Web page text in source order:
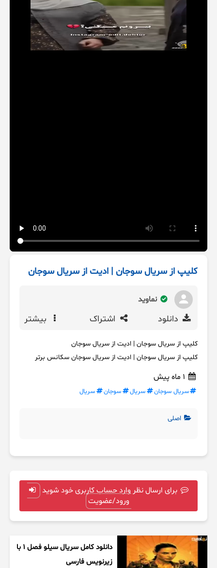
کلیپ از سریال سوجان | ادیت از سریال سوجان
نماوید
دانلود اشتراک بیشتر
کلیپ از سریال سوجان | ادیت از سریال سوجان
کلیپ از سریال سوجان | ادیت از سریال سوجان سکانس برتر
سریال سوجان سریال سوجان سریال
اصلی
برای ارسال نظر وارد حساب کاربری خود شوید
ورود/عضویت
دانلود کامل سریال سیلو فصل ۱ با
زیرنویس فارسی